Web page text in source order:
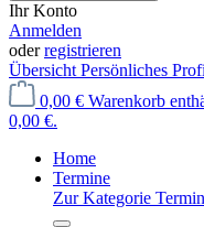
Ihr Konto
Anmelden
oderregistrieren
Übersicht Persönliches
0,00 € Warenkorb
0,00 €.
Home
Termine
Zur Kategorie